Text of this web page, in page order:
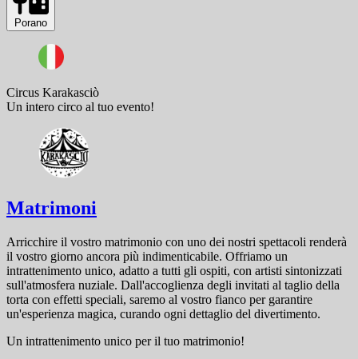
Porano
Circus Karakasciò
Un intero circo al tuo evento!
Matrimoni
Arricchire il vostro matrimonio con uno dei nostri spettacoli renderà
il vostro giorno ancora più indimenticabile. Offriamo un
intrattenimento unico, adatto a tutti gli ospiti, con artisti sintonizzati
sull'atmosfera nuziale. Dall'accoglienza degli invitati al taglio della
torta con effetti speciali, saremo al vostro fianco per garantire
un'esperienza magica, curando ogni dettaglio del divertimento.
Un intrattenimento unico per il tuo matrimonio!